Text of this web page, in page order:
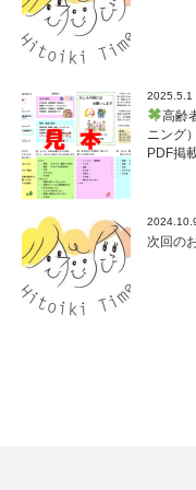
2025.5.1
高齢
ニング
PDF掲
次回の